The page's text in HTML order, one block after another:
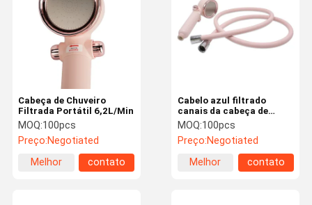
Cabeça de Chuveiro
Filtrada Portátil 6,2L/Min
MOQ:100pcs
Preço:Negotiated
Melhor
contato
Cabelo azul filtrado
canais da cabeça de
chuveiro 6.2L/da alta
pressão três Min Shower
Water Filter For
MOQ:100pcs
Preço:Negotiated
Melhor
contato